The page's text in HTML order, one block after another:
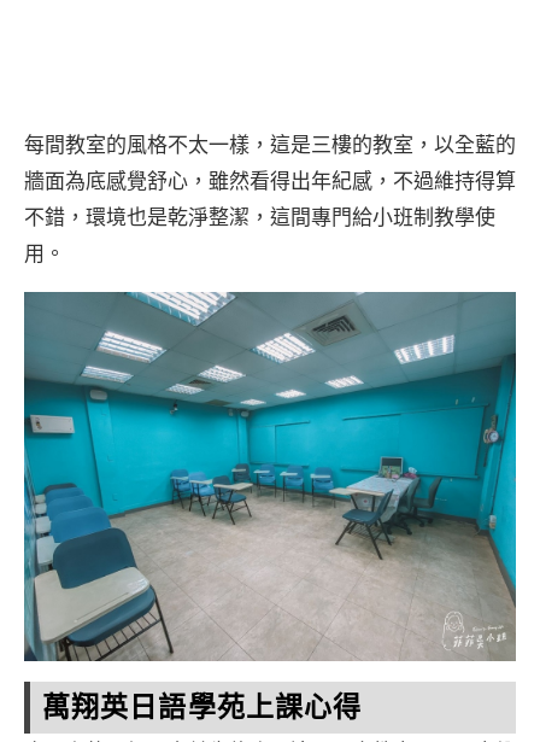
每間教室的風格不太一樣，這是三樓的教室，以全藍的
牆面為底感覺舒心，雖然看得出年紀感，不過維持得算
不錯，環境也是乾淨整潔，這間專門給小班制教學使
用。
萬翔英日語學苑上課心得